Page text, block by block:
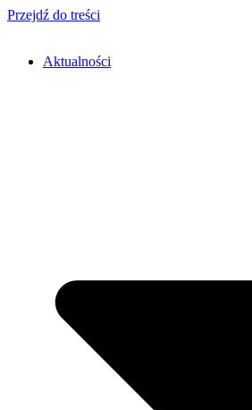
Przejdź do treści
Aktualności